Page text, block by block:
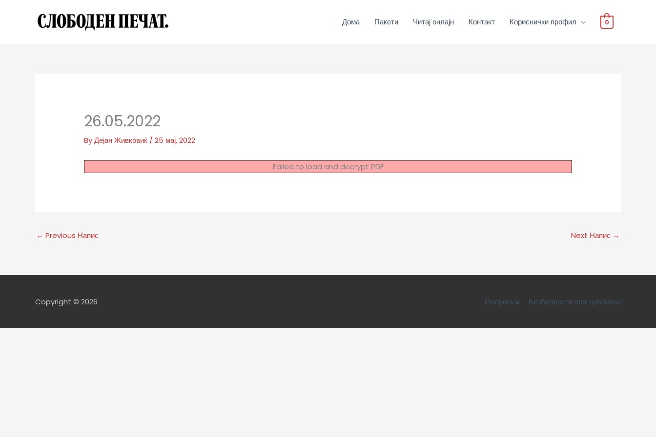
Дома Пакети Читај онлајн Контакт Кориснички профил 0
26.05.2022
ByДејан Живковиќ /25 мај, 2022
Failed to load and decrypt PDF
← Previous Напис Next Напис →
Copyright © 2026 Импресум Безбедности при купување